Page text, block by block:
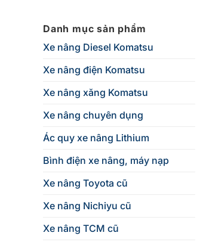
năm 2026?
Danh mục sản phẩm
Xe nâng Diesel Komatsu
Xe nâng điện Komatsu
Xe nâng xăng Komatsu
Xe nâng chuyên dụng
Ác quy xe nâng Lithium
Bình điện xe nâng, máy nạp
Xe nâng Toyota cũ
Xe nâng Nichiyu cũ
Xe nâng TCM cũ